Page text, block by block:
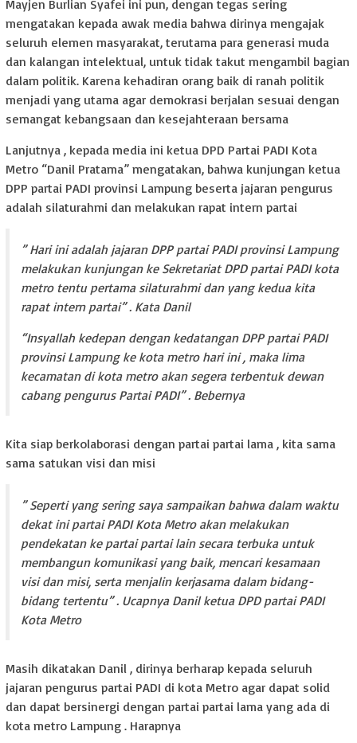
Mayjen Burlian Syafei ini pun, dengan tegas sering
mengatakan kepada awak media bahwa dirinya mengajak
seluruh elemen masyarakat, terutama para generasi muda
dan kalangan intelektual, untuk tidak takut mengambil bagian
dalam politik. Karena kehadiran orang baik di ranah politik
menjadi yang utama agar demokrasi berjalan sesuai dengan
semangat kebangsaan dan kesejahteraan bersama
Lanjutnya , kepada media ini ketua DPD Partai PADI Kota
Metro “Danil Pratama” mengatakan, bahwa kunjungan ketua
DPP partai PADI provinsi Lampung beserta jajaran pengurus
adalah silaturahmi dan melakukan rapat intern partai
” Hari ini adalah jajaran DPP partai PADI provinsi Lampung
melakukan kunjungan ke Sekretariat DPD partai PADI kota
metro tentu pertama silaturahmi dan yang kedua kita
rapat intern partai” . Kata Danil
“Insyallah kedepan dengan kedatangan DPP partai PADI
provinsi Lampung ke kota metro hari ini , maka lima
kecamatan di kota metro akan segera terbentuk dewan
cabang pengurus Partai PADI” . Bebernya
Kita siap berkolaborasi dengan partai partai lama , kita sama
sama satukan visi dan misi
” Seperti yang sering saya sampaikan bahwa dalam waktu
dekat ini partai PADI Kota Metro akan melakukan
pendekatan ke partai partai lain secara terbuka untuk
membangun komunikasi yang baik, mencari kesamaan
visi dan misi, serta menjalin kerjasama dalam bidang-
bidang tertentu” . Ucapnya Danil ketua DPD partai PADI
Kota Metro
Masih dikatakan Danil , dirinya berharap kepada seluruh
jajaran pengurus partai PADI di kota Metro agar dapat solid
dan dapat bersinergi dengan partai partai lama yang ada di
kota metro Lampung . Harapnya